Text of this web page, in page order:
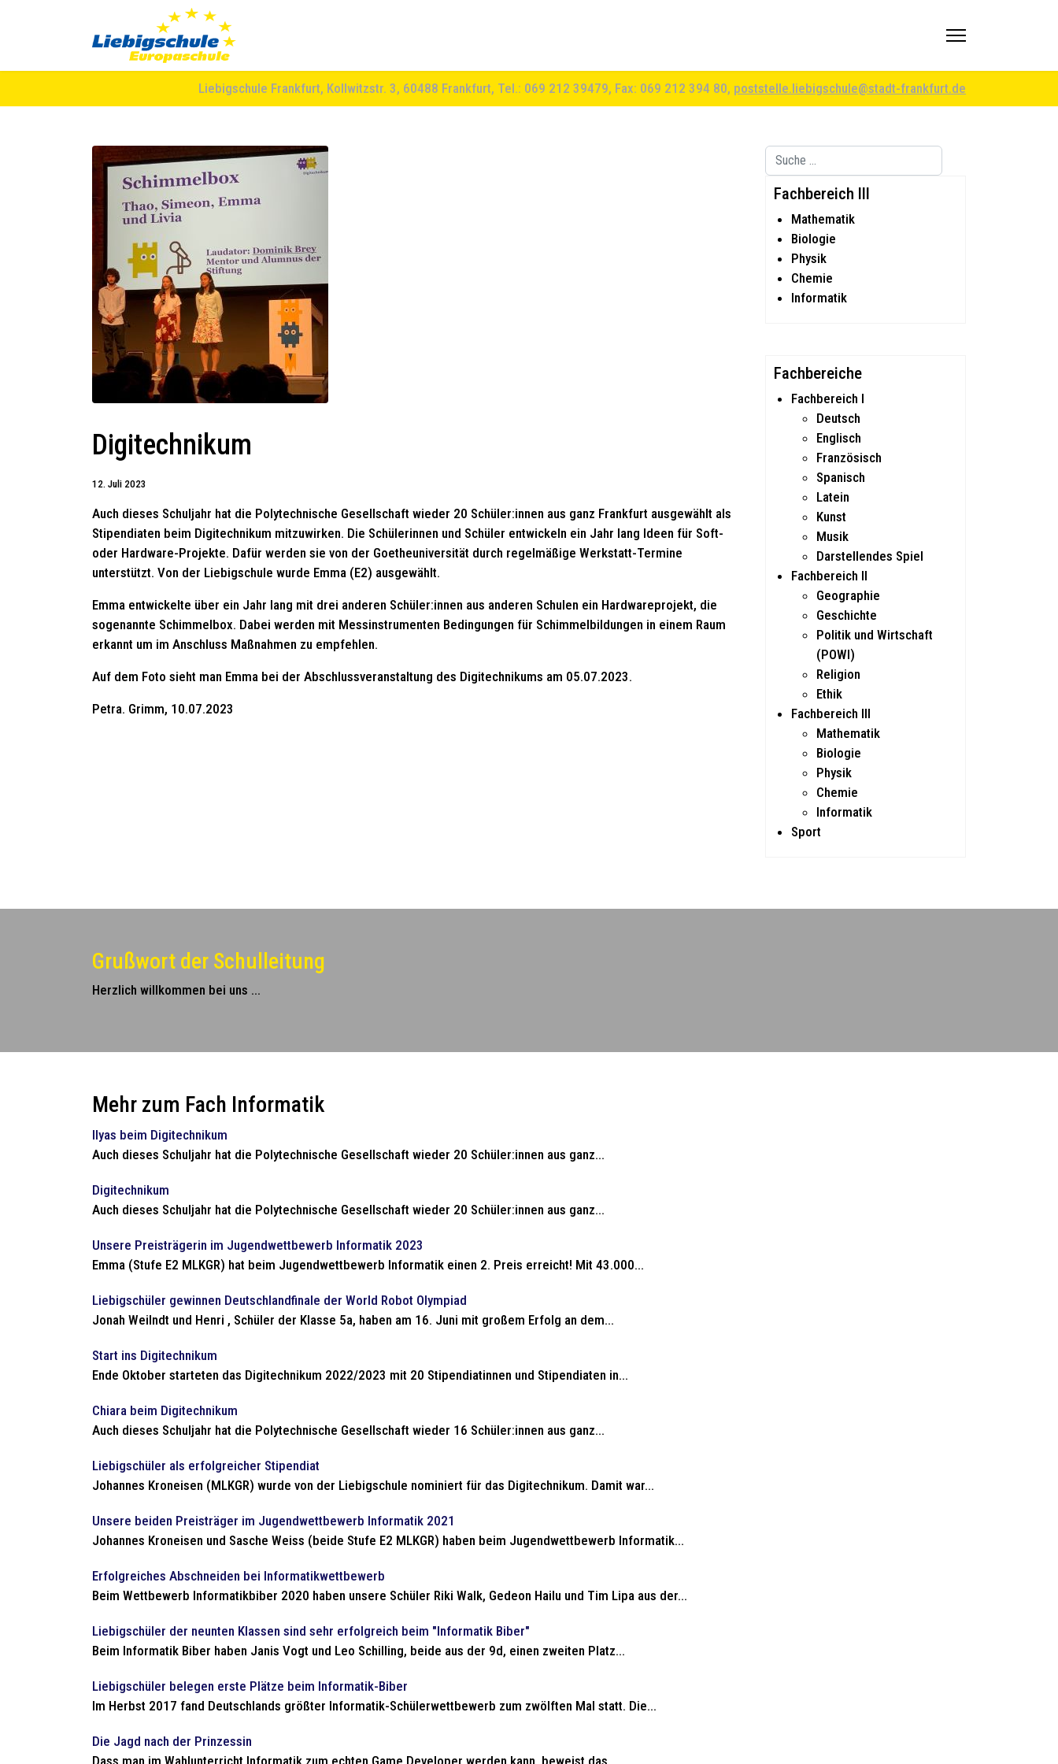
Liebigschule Frankfurt, Kollwitzstr. 3, 60488 Frankfurt, Tel.: 069 212 39479, Fax: 069 212 394 80, poststelle.liebigschule@stadt-frankfurt.de
Digitechnikum
12. Juli 2023
Auch dieses Schuljahr hat die Polytechnische Gesellschaft wieder 20 Schüler:innen aus ganz Frankfurt ausgewählt als
Stipendiaten beim Digitechnikum mitzuwirken. Die Schülerinnen und Schüler entwickeln ein Jahr lang Ideen für Soft-
oder Hardware-Projekte. Dafür werden sie von der Goetheuniversität durch regelmäßige Werkstatt-Termine
unterstützt. Von der Liebigschule wurde Emma (E2) ausgewählt.
Emma entwickelte über ein Jahr lang mit drei anderen Schüler:innen aus anderen Schulen ein Hardwareprojekt, die
sogenannte Schimmelbox. Dabei werden mit Messinstrumenten Bedingungen für Schimmelbildungen in einem Raum
erkannt um im Anschluss Maßnahmen zu empfehlen.
Auf dem Foto sieht man Emma bei der Abschlussveranstaltung des Digitechnikums am 05.07.2023.
Petra. Grimm, 10.07.2023
Suchen
Type 2 or more characters for results.
Fachbereich III
Mathematik
Biologie
Physik
Chemie
Informatik
Fachbereiche
Fachbereich I
Deutsch
Englisch
Französisch
Spanisch
Latein
Kunst
Musik
Darstellendes Spiel
Fachbereich II
Geographie
Geschichte
Politik und Wirtschaft
(POWI)
Religion
Ethik
Fachbereich III
Mathematik
Biologie
Physik
Chemie
Informatik
Sport
Grußwort der Schulleitung
Herzlich willkommen bei uns ...
Mehr zum Fach Informatik
Ilyas beim Digitechnikum
Auch dieses Schuljahr hat die Polytechnische Gesellschaft wieder 20 Schüler:innen aus ganz...
Digitechnikum
Auch dieses Schuljahr hat die Polytechnische Gesellschaft wieder 20 Schüler:innen aus ganz...
Unsere Preisträgerin im Jugendwettbewerb Informatik 2023
Emma (Stufe E2 MLKGR) hat beim Jugendwettbewerb Informatik einen 2. Preis erreicht! Mit 43.000...
Liebigschüler gewinnen Deutschlandfinale der World Robot Olympiad
Jonah Weilndt und Henri , Schüler der Klasse 5a, haben am 16. Juni mit großem Erfolg an dem...
Start ins Digitechnikum
Ende Oktober starteten das Digitechnikum 2022/2023 mit 20 Stipendiatinnen und Stipendiaten in...
Chiara beim Digitechnikum
Auch dieses Schuljahr hat die Polytechnische Gesellschaft wieder 16 Schüler:innen aus ganz...
Liebigschüler als erfolgreicher Stipendiat
Johannes Kroneisen (MLKGR) wurde von der Liebigschule nominiert für das Digitechnikum. Damit war...
Unsere beiden Preisträger im Jugendwettbewerb Informatik 2021
Johannes Kroneisen und Sasche Weiss (beide Stufe E2 MLKGR) haben beim Jugendwettbewerb Informatik...
Erfolgreiches Abschneiden bei Informatikwettbewerb
Beim Wettbewerb Informatikbiber 2020 haben unsere Schüler Riki Walk, Gedeon Hailu und Tim Lipa aus der...
Liebigschüler der neunten Klassen sind sehr erfolgreich beim "Informatik Biber"
Beim Informatik Biber haben Janis Vogt und Leo Schilling, beide aus der 9d, einen zweiten Platz...
Liebigschüler belegen erste Plätze beim Informatik-Biber
Im Herbst 2017 fand Deutschlands größter Informatik-Schülerwettbewerb zum zwölften Mal statt. Die...
Die Jagd nach der Prinzessin
Dass man im Wahlunterricht Informatik zum echten Game Developer werden kann, beweist das...